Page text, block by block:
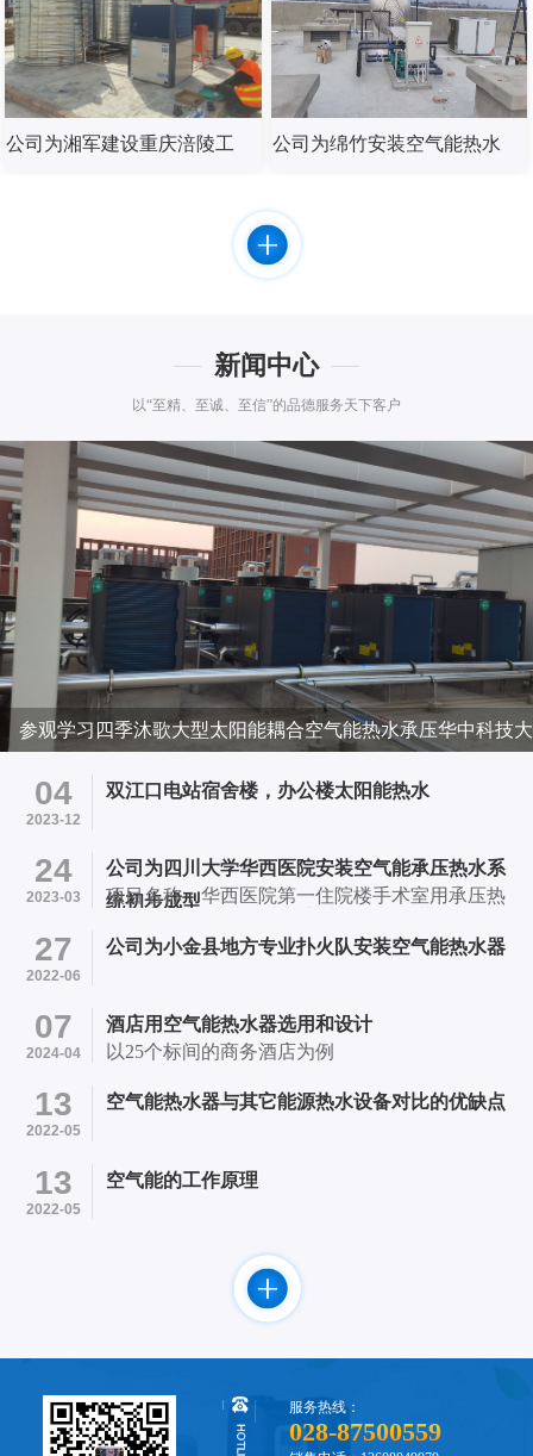
公司为湘军建设重庆涪陵工 公司为绵竹安装空气能热水
新闻中心
以“至精、至诚、至信”的品德服务天下客户
参观学习四季沐歌大型太阳能耦合空气能热水承压华中科技大
04
2023-12
双江口电站宿舍楼，办公楼太阳能热水
24
2023-03
公司为四川大学华西医院安装空气能承压热水系
统初步成型
项目名称：华西医院第一住院楼手术室用承压热
医院内 项目简介：采用成都市笨笨机电设备有限
公司提供的4台四季沐歌超低温空气能13P热水机
27
2022-06
公司为小金县地方专业扑火队安装空气能热水器
07
2024-04
酒店用空气能热水器选用和设计
以25个标间的商务酒店为例
13
2022-05
空气能热水器与其它能源热水设备对比的优缺点
13
2022-05
空气能的工作原理
服务热线：
028-87500559